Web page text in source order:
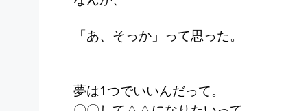
「あ、そっか」って思った。
夢は1つでいいんだって。